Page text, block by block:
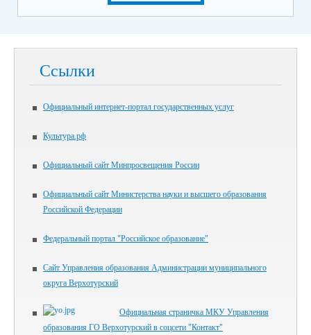
Ссылки
Официальный интернет-портал государственных услуг
Культура.рф
Официальный сайт Минпросвещения России
Официальный сайт Министерства науки и высшего образования
Российской Федерации
Федеральный портал "Российское образование"
Сайт Управления образования Администрации муниципального
округа Верхотурский
Официальная страничка МКУ Управления
образования ГО Верхотурский в соцсети "Контакт"